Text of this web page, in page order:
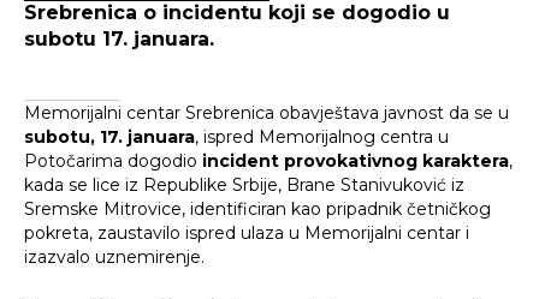
Srebrenica o incidentu koji se dogodio u
subotu 17. januara.
Memorijalni centar Srebrenica obavještava javnost da se u
subotu, 17. januara, ispred Memorijalnog centra u
Potočarima dogodio incident provokativnog karaktera,
kada se lice iz Republike Srbije, Brane Stanivuković iz
Sremske Mitrovice, identificiran kao pripadnik četničkog
pokreta, zaustavilo ispred ulaza u Memorijalni centar i
izazvalo uznemirenje.